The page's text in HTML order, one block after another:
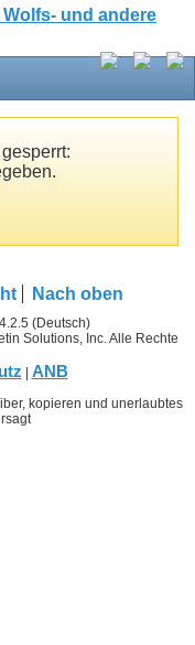
Nach oben
(Deutsch)
Solutions, Inc. Alle Rechte
| ANB
kopieren und unerlaubtes